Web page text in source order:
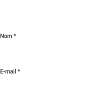
Nom*
E-mail*